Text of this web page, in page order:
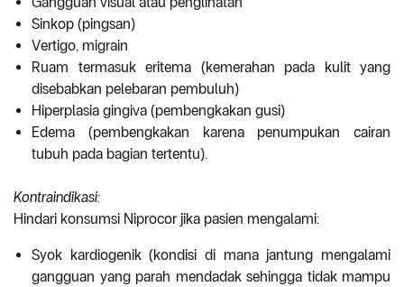
Sinkop (pingsan)
Vertigo, migrain
Ruam termasuk eritema (kemerahan pada kulit yang
disebabkan pelebaran pembuluh)
Hiperplasia gingiva (pembengkakan gusi)
Edema (pembengkakan karena penumpukan cairan
tubuh pada bagian tertentu).
Kontraindikasi:
Hindari konsumsi Niprocor jika pasien mengalami:
Syok kardiogenik (kondisi di mana jantung mengalami
gangguan yang parah mendadak sehingga tidak mampu